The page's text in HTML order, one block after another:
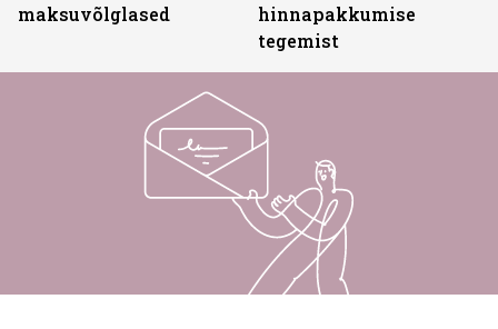
maksuvõlglased
hinnapakkumise
tegemist